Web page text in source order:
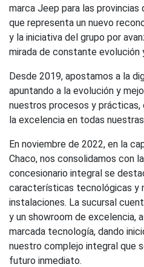
marca Jeep para las provincias
que representa un nuevo
y la iniciativa del grupo por
mirada de constante evolución
Desde 2019, apostamos a la
apuntando a la evolución y
nuestros procesos y
la excelencia en todas
En noviembre de 2022, en la
Chaco, nos consolidamos con
concesionario integral se
características tecnológicas y
instalaciones. La sucursal
y un showroom de excelencia,
marcada tecnología, dando
nuestro complejo integral que
futuro inmediato.